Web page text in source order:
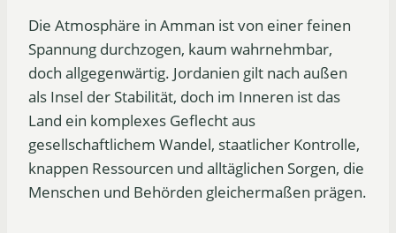
Die Atmosphäre in Amman ist von einer feinen
Spannung durchzogen, kaum wahrnehmbar,
doch allgegenwärtig. Jordanien gilt nach außen
als Insel der Stabilität, doch im Inneren ist das
Land ein komplexes Geflecht aus
gesellschaftlichem Wandel, staatlicher Kontrolle,
knappen Ressourcen und alltäglichen Sorgen, die
Menschen und Behörden gleichermaßen prägen.